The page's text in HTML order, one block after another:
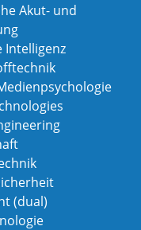
Akut- und
Intelligenz
(dual)